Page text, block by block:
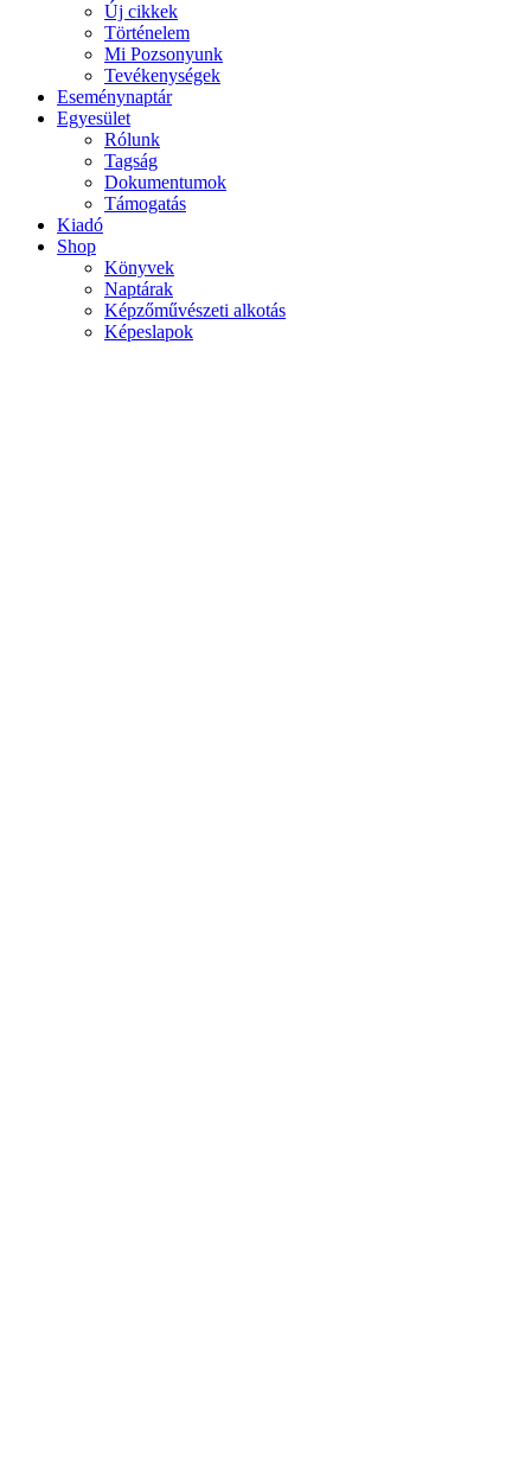
Új cikkek
Történelem
Mi Pozsonyunk
Tevékenységek
Eseménynaptár
Egyesület
Rólunk
Tagság
Dokumentumok
Támogatás
Kiadó
Shop
Könyvek
Naptárak
Képzőművészeti alkotás
Képeslapok